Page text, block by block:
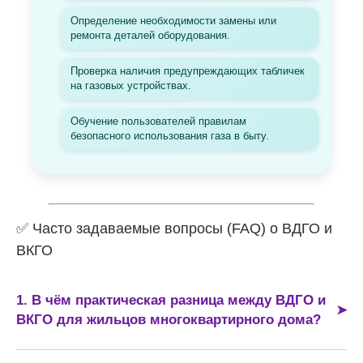
Определение необходимости замены или
ремонта деталей оборудования.
Проверка наличия предупреждающих табличек
на газовых устройствах.
Обучение пользователей правилам
безопасного использования газа в быту.
✅ Часто задаваемые вопросы (FAQ) о ВДГО и
ВКГО
1. В чём практическая разница между ВДГО и
ВКГО для жильцов многоквартирного дома?